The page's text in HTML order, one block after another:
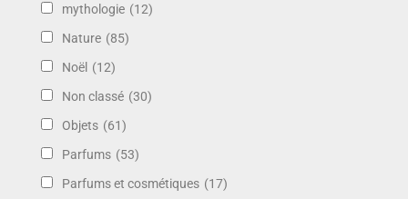
mythologie (12)
Nature (85)
Noël (12)
Non classé (30)
Objets (61)
Parfums (53)
Parfums et cosmétiques (17)